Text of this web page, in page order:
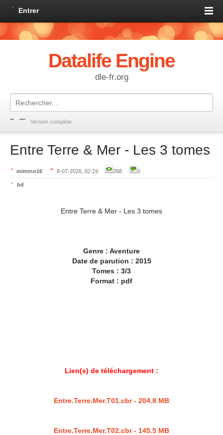
Entrer
Datalife Engine
dle-fr.org
Version complète
Entre Terre & Mer - Les 3 tomes
mimino16 8-07-2026, 02:19 268 0
bd
Entre Terre & Mer - Les 3 tomes
Genre : Aventure
Date de parution : 2015
Tomes : 3/3
Format : pdf
Lien(s) de téléchargement :
Entre.Terre.Mer.T01.cbr - 204.8 MB
Entre.Terre.Mer.T02.cbr - 145.5 MB